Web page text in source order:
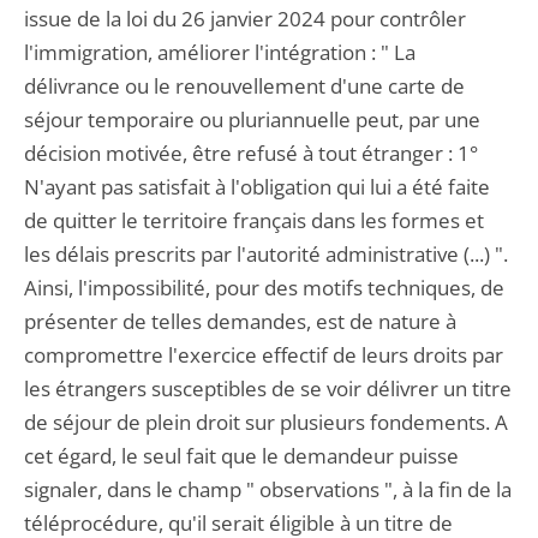
issue de la loi du 26 janvier 2024 pour contrôler
l'immigration, améliorer l'intégration : " La
délivrance ou le renouvellement d'une carte de
séjour temporaire ou pluriannuelle peut, par une
décision motivée, être refusé à tout étranger : 1°
N'ayant pas satisfait à l'obligation qui lui a été faite
de quitter le territoire français dans les formes et
les délais prescrits par l'autorité administrative (...) ".
Ainsi, l'impossibilité, pour des motifs techniques, de
présenter de telles demandes, est de nature à
compromettre l'exercice effectif de leurs droits par
les étrangers susceptibles de se voir délivrer un titre
de séjour de plein droit sur plusieurs fondements. A
cet égard, le seul fait que le demandeur puisse
signaler, dans le champ " observations ", à la fin de la
téléprocédure, qu'il serait éligible à un titre de